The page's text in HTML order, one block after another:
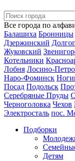
Все города по
Балашиха Бронницы
Дзержинский
Жуковский
Котельники
Лобня Лосино-
Наро-Фоминск
Посад Подольск
Серебряные Пруды
Черноголовка Чехов
Электросталь пос.
Подборки
Детям